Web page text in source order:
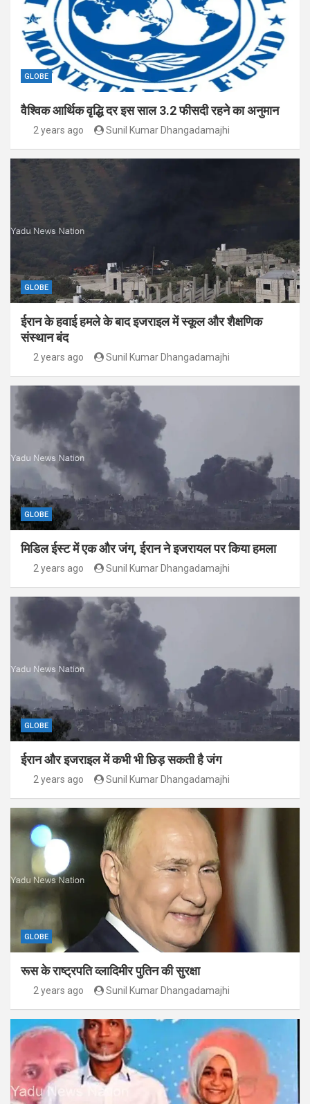
GLOBE
वैश्विक आर्थिक वृद्धि दर इस साल 3.2 फीसदी रहने का अनुमान
2 years ago Sunil Kumar Dhangadamajhi
GLOBE
ईरान के हवाई हमले के बाद इजराइल में स्कूल और शैक्षणिक
संस्थान बंद
2 years ago Sunil Kumar Dhangadamajhi
GLOBE
मिडिल ईस्ट में एक और जंग, ईरान ने इजरायल पर किया हमला
2 years ago Sunil Kumar Dhangadamajhi
GLOBE
ईरान और इजराइल में कभी भी छिड़ सकती है जंग
2 years ago Sunil Kumar Dhangadamajhi
GLOBE
रूस के राष्ट्रपति व्लादिमीर पुतिन की सुरक्षा
2 years ago Sunil Kumar Dhangadamajhi